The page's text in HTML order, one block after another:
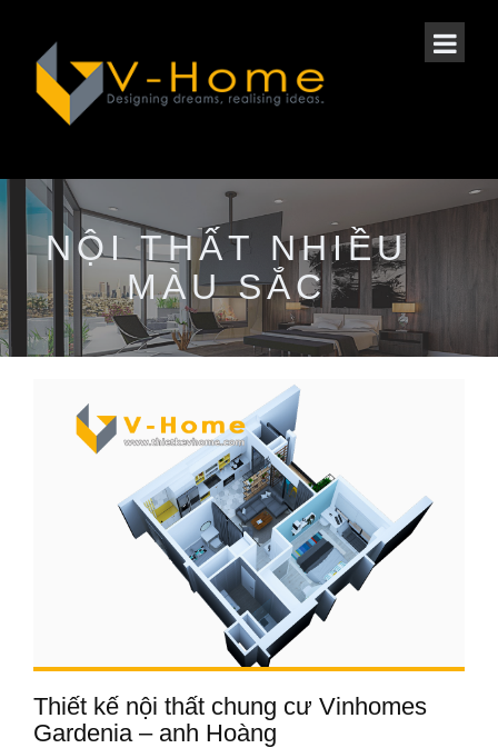
NỘI THẤT NHIỀU
MÀU SẮC
Thiết kế nội thất chung cư Vinhomes
Gardenia – anh Hoàng